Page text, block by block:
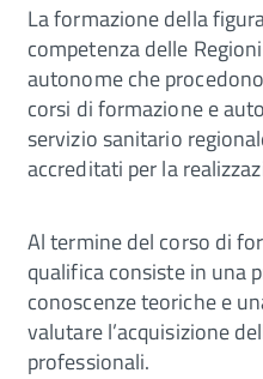
La formazione della
competenza delle
autonome che
corsi di formazione e
servizio sanitario
accreditati per la
Al termine del corso di
qualifica consiste in una
conoscenze teoriche e
valutare l’acquisizione
professionali.